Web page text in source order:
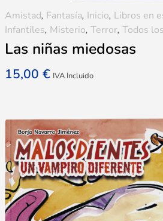
Las niñas miedosas
15,00 € IVA Incluido
Amistad, Fantasía, Inicio, Libros en
Infantiles, Misterio, Terror, Todos